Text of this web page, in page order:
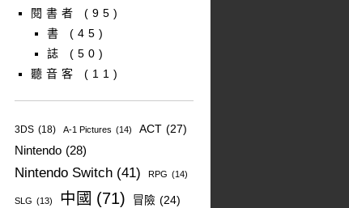
閱書者
(95)
書
(45)
誌
(50)
聽音客
(11)
3DS (18) A-1 Pictures (14) ACT (27)
Nintendo (28)
Nintendo Switch (41) RPG (14)
SLG (13) 中國 (71) 冒險 (24)